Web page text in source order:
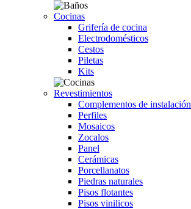
Cocinas
Grifería de cocina
Electrodomésticos
Cestos
Piletas
Kits
Revestimientos
Complementos de instalación
Perfiles
Mosaicos
Zocalos
Panel
Cerámicas
Porcellanatos
Piedras naturales
Pisos flotantes
Pisos vinilicos